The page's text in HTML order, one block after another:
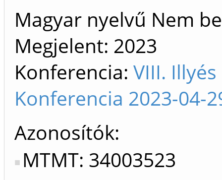
Magyar nyelvű Nem
Megjelent: 2023
Konferencia: VIII.
Konferencia 2023-04-
Azonosítók
MTMT: 34003523